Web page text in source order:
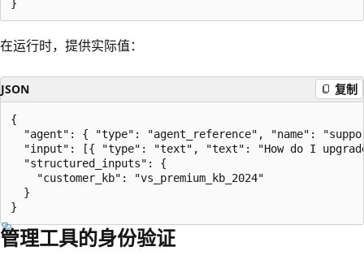
在运行时，提供实际值：
JSON 复制
{
"agent": { "type": "agent_reference", "name":
"input": [{ "type": "text", "text": "How do I
  "structured_inputs": {
    "customer_kb": "vs_premium_kb_2024"
  }
管理工具的身份验证